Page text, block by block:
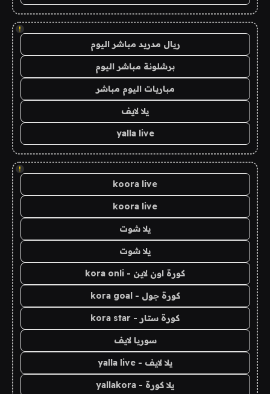
!
ريال مدريد مباشر اليوم
برشلونة مباشر اليوم
مباريات اليوم مباشر
يلا لايف
yalla live
!
koora live
koora live
يلا شوت
يلا شوت
كورة اون لاين - kora onli
كورة جول - kora goal
كورة ستار - kora star
سوريا لايف
يلا لايف - yalla live
يلا كورة - yallakora